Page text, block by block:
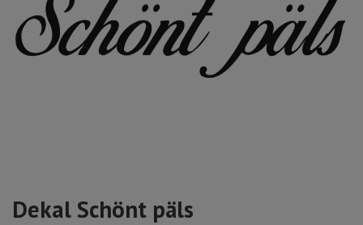
Dekal Schönt päls